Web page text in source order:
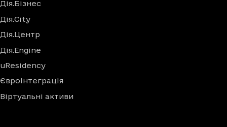
Дія.Бізнес
Дія.City
Дія.Центр
Дія.Engine
uResidency
Євроінтеграція
Віртуальні активи